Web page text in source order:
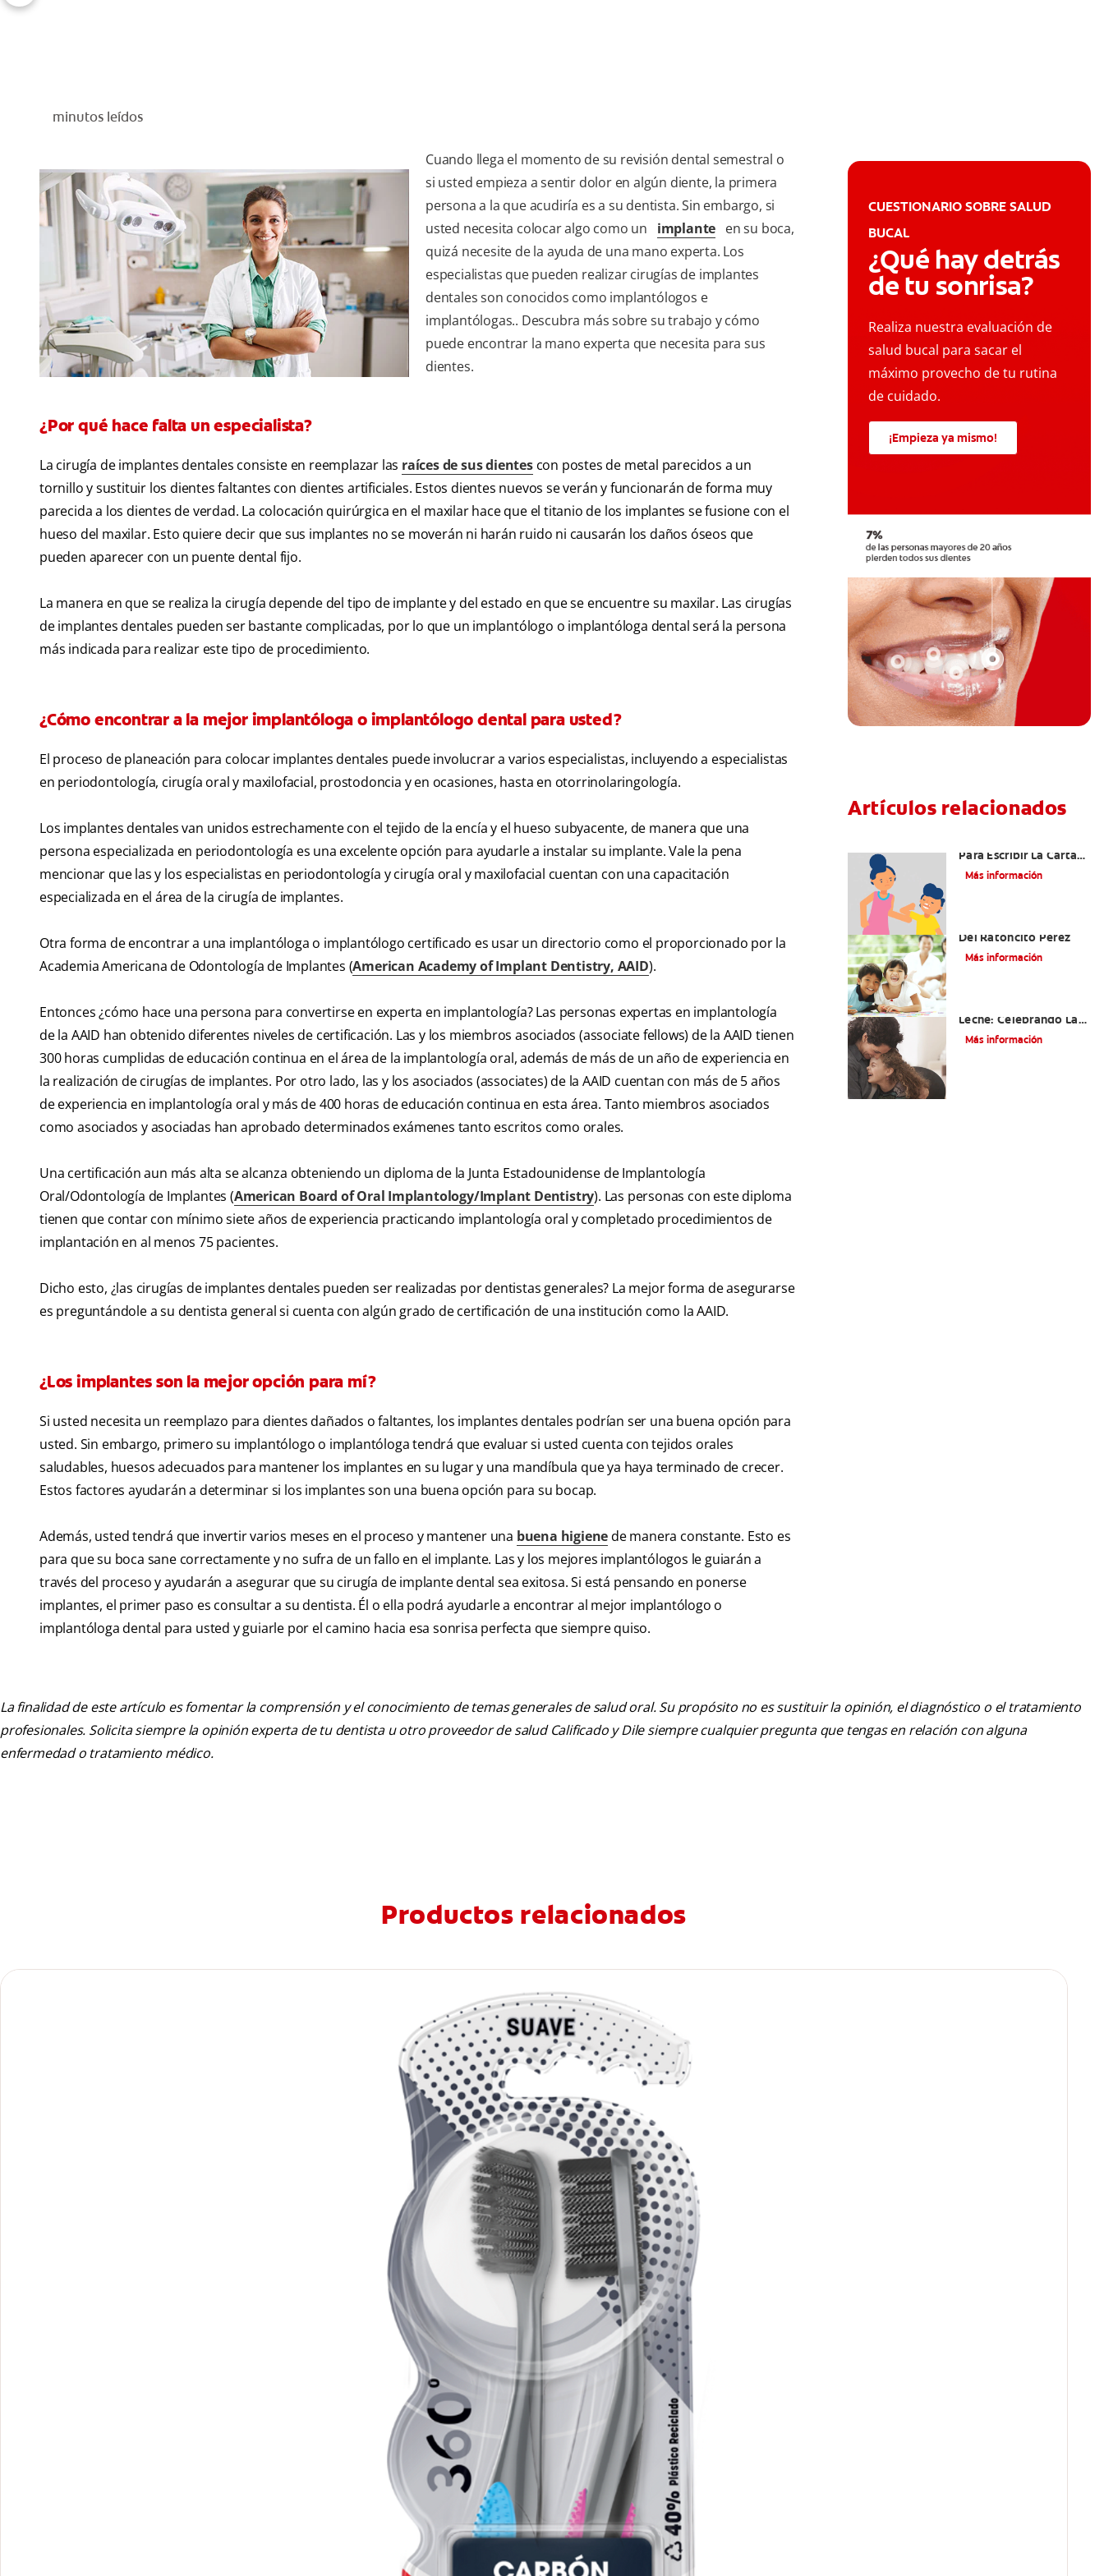
minutos leídos
Cuando llega el momento de su revisión dental semestral o
si usted empieza a sentir dolor en algún diente, la primera
persona a la que acudiría es a su dentista. Sin embargo, si
usted necesita colocar algo como un
implante en su boca,
quizá necesite de la ayuda de una mano experta. Los
especialistas que pueden realizar cirugías de implantes
dentales son conocidos como implantólogos e
implantólogas.. Descubra más sobre su trabajo y cómo
puede encontrar la mano experta que necesita para sus
dientes.
¿Por qué hace falta un especialista?
La cirugía de implantes dentales consiste en reemplazar las raíces de sus dientescon postes de metal parecidos a un
tornillo y sustituir los dientes faltantes con dientes artificiales. Estos dientes nuevos se verán y funcionarán de forma muy
parecida a los dientes de verdad. La colocación quirúrgica en el maxilar hace que el titanio de los implantes se fusione con el
hueso del maxilar. Esto quiere decir que sus implantes no se moverán ni harán ruido ni causarán los daños óseos que
pueden aparecer con un puente dental fijo.
La manera en que se realiza la cirugía depende del tipo de implante y del estado en que se encuentre su maxilar. Las cirugías
de implantes dentales pueden ser bastante complicadas, por lo que un implantólogo o implantóloga dental será la persona
más indicada para realizar este tipo de procedimiento.
¿Cómo encontrar a la mejor implantóloga o implantólogo dental para usted?
El proceso de planeación para colocar implantes dentales puede involucrar a varios especialistas, incluyendo a especialistas
en periodontología, cirugía oral y maxilofacial, prostodoncia y en ocasiones, hasta en otorrinolaringología.
Los implantes dentales van unidos estrechamente con el tejido de la encía y el hueso subyacente, de manera que una
persona especializada en periodontología es una excelente opción para ayudarle a instalar su implante. Vale la pena
mencionar que las y los especialistas en periodontología y cirugía oral y maxilofacial cuentan con una capacitación
especializada en el área de la cirugía de implantes.
Otra forma de encontrar a una implantóloga o implantólogo certificado es usar un directorio como el proporcionado por la
Academia Americana de Odontología de Implantes (American Academy of Implant Dentistry, AAID).
Entonces ¿cómo hace una persona para convertirse en experta en implantología? Las personas expertas en implantología
de la AAID han obtenido diferentes niveles de certificación. Las y los miembros asociados (associate fellows) de la AAID tienen
300 horas cumplidas de educación continua en el área de la implantología oral, además de más de un año de experiencia en
la realización de cirugías de implantes. Por otro lado, las y los asociados (associates) de la AAID cuentan con más de 5 años
de experiencia en implantología oral y más de 400 horas de educación continua en esta área. Tanto miembros asociados
como asociados y asociadas han aprobado determinados exámenes tanto escritos como orales.
Una certificación aun más alta se alcanza obteniendo un diploma de la Junta Estadounidense de Implantología
Oral/Odontología de Implantes (American Board of Oral Implantology/Implant Dentistry). Las personas con este diploma
tienen que contar con mínimo siete años de experiencia practicando implantología oral y completado procedimientos de
implantación en al menos 75 pacientes.
Dicho esto, ¿las cirugías de implantes dentales pueden ser realizadas por dentistas generales? La mejor forma de asegurarse
es preguntándole a su dentista general si cuenta con algún grado de certificación de una institución como la AAID.
¿Los implantes son la mejor opción para mí?
Si usted necesita un reemplazo para dientes dañados o faltantes, los implantes dentales podrían ser una buena opción para
usted. Sin embargo, primero su implantólogo o implantóloga tendrá que evaluar si usted cuenta con tejidos orales
saludables, huesos adecuados para mantener los implantes en su lugar y una mandíbula que ya haya terminado de crecer.
Estos factores ayudarán a determinar si los implantes son una buena opción para su bocap.
Además, usted tendrá que invertir varios meses en el proceso y mantener una buena higienede manera constante. Esto es
para que su boca sane correctamente y no sufra de un fallo en el implante. Las y los mejores implantólogos le guiarán a
través del proceso y ayudarán a asegurar que su cirugía de implante dental sea exitosa. Si está pensando en ponerse
implantes, el primer paso es consultar a su dentista. Él o ella podrá ayudarle a encontrar al mejor implantólogo o
implantóloga dental para usted y guiarle por el camino hacia esa sonrisa perfecta que siempre quiso.
CUESTIONARIO SOBRE SALUD
BUCAL
¿Qué hay detrás
de tu sonrisa?
Realiza nuestra evaluación de
salud bucal para sacar el
máximo provecho de tu rutina
de cuidado.
¡Empieza ya mismo!
Artículos relacionados
Para Escribir La Carta
Al Ratón Pérez Y
Más información
Del Ratoncito Pérez
Más información
Leche: Celebrando La
Última Visita Del
Más información
La finalidad de este artículo es fomentar la comprensión y el conocimiento de temas generales de salud oral. Su propósito no es sustituir la opinión, el diagnóstico o el tratamiento
profesionales. Solicita siempre la opinión experta de tu dentista u otro proveedor de salud Calificado y Dile siempre cualquier pregunta que tengas en relación con alguna
enfermedad o tratamiento médico.
Productos relacionados